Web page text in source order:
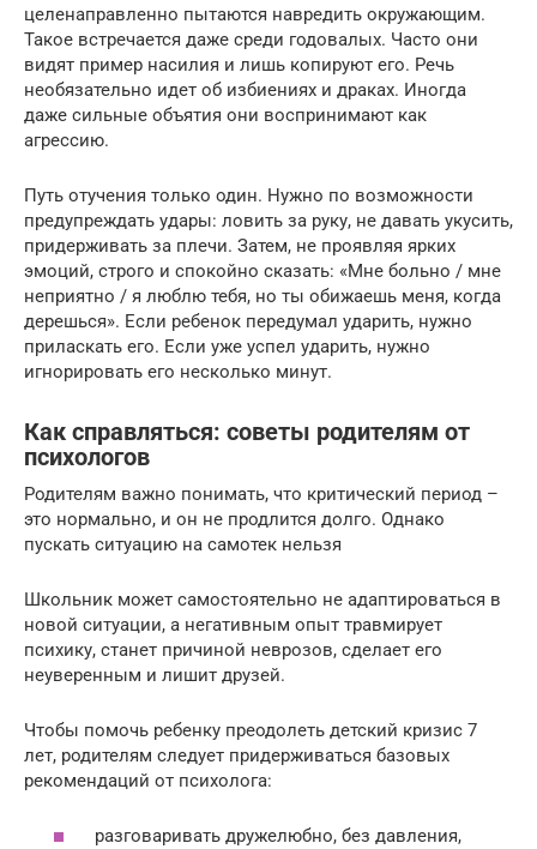
целенаправленно пытаются навредить окружающим.
Такое встречается даже среди годовалых. Часто они
видят пример насилия и лишь копируют его. Речь
необязательно идет об избиениях и драках. Иногда
даже сильные объятия они воспринимают как
агрессию.
Путь отучения только один. Нужно по возможности
предупреждать удары: ловить за руку, не давать укусить,
придерживать за плечи. Затем, не проявляя ярких
эмоций, строго и спокойно сказать: «Мне больно / мне
неприятно / я люблю тебя, но ты обижаешь меня, когда
дерешься». Если ребенок передумал ударить, нужно
приласкать его. Если уже успел ударить, нужно
игнорировать его несколько минут.
Как справляться: советы родителям от
психологов
Родителям важно понимать, что критический период –
это нормально, и он не продлится долго. Однако
пускать ситуацию на самотек нельзя
Школьник может самостоятельно не адаптироваться в
новой ситуации, а негативным опыт травмирует
психику, станет причиной неврозов, сделает его
неуверенным и лишит друзей.
Чтобы помочь ребенку преодолеть детский кризис 7
лет, родителям следует придерживаться базовых
рекомендаций от психолога:
разговаривать дружелюбно, без давления,